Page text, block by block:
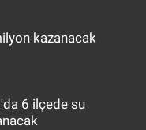
kazanacak
6 ilçede su